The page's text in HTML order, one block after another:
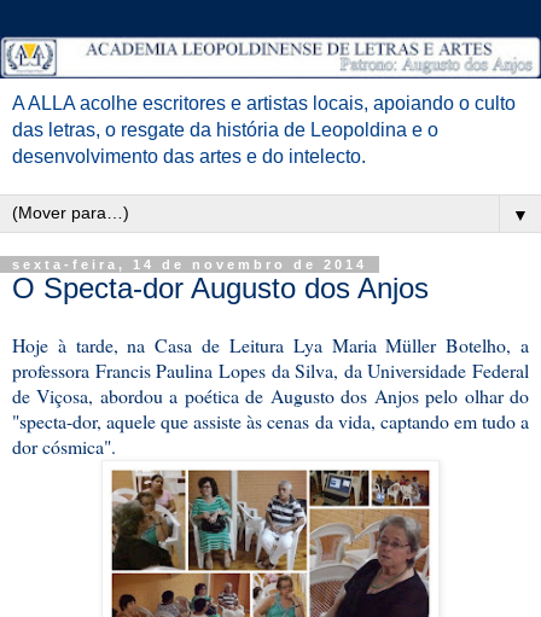
A ALLA acolhe escritores e artistas locais, apoiando o culto
das letras, o resgate da história de Leopoldina e o
desenvolvimento das artes e do intelecto.
▼
sexta-feira, 14 de novembro de 2014
O Specta-dor Augusto dos Anjos
Hoje à tarde, na Casa de Leitura Lya Maria Müller Botelho, a
professora Francis Paulina Lopes da Silva, da Universidade Federal
de Viçosa, abordou a poética de Augusto dos Anjos pelo olhar do
"specta-dor, aquele que assiste às cenas da vida, captando em tudo a
dor cósmica".